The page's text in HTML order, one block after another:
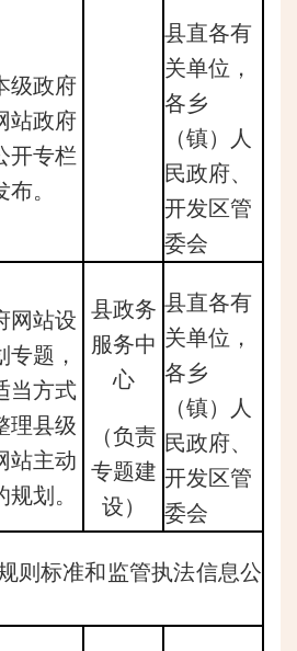
级政府
站政府
开专栏
。
县直各有
关单位，
各乡
（镇）人
民政府、
开发区管
委会
网站设
专题，
当方式
理县级
站主动
划。
县政务
服务中
心
（负责
专题建
设）
县直各有
关单位，
各乡
（镇）人
民政府、
开发区管
委会
则标准和监管执法信息公